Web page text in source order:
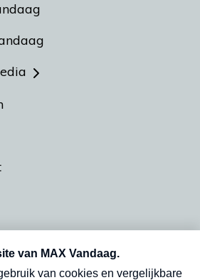
en dinsdagochtend in